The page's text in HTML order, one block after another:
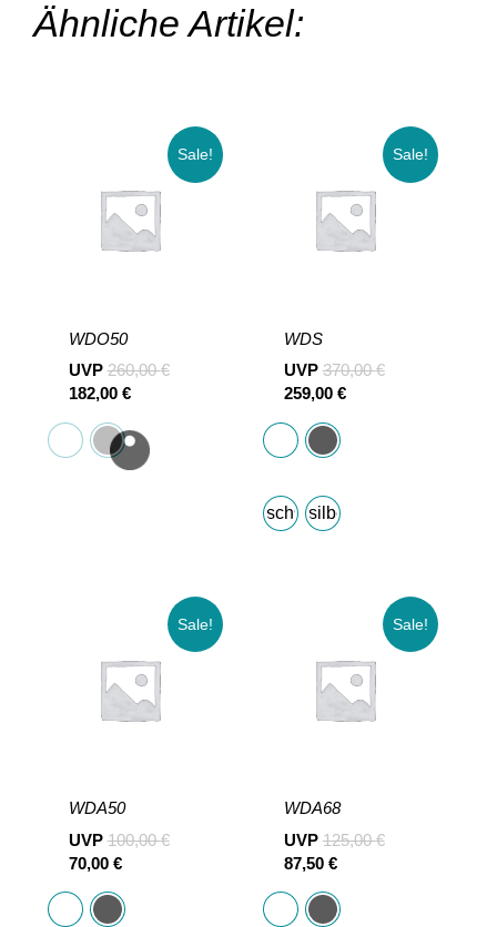
Ähnliche Artikel:
Sale!
WDO50
UVP 260,00€
182,00 €
Sale!
WDS
UVP 370,00€
259,00 €
schwarz
silber
Sale!
WDA50
UVP 100,00€
70,00 €
Sale!
WDA68
UVP 125,00€
87,50 €